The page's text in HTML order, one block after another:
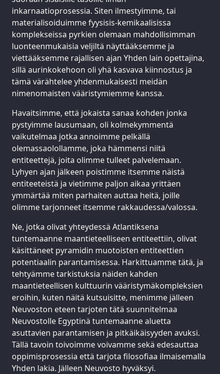
inkarnaatioprosessia. Siten ilmestyimme, tai
materialisoiduimme fyysisis-kemikaalisissa
komplekseissa pyrkien olemaan mahdollisimman
luonteenmukaisia veljiltä näyttääksemme ja
viettääksemme rajallisen ajan Yhden lain opettajina,
sillä aurinkokehoon oli yhä kasvava kiinnostus ja
tämä värähtelee yhdenmukaisesti meidän
nimenomaisten vääristymiemme kanssa.
Havaitsimme, että jokaista sanaa kohden jonka
pystyimme lausumaan, oli kolmekymmentä
vaikutelmaa jotka annoimme pelkällä
olemassaolollamme, joka hämmensi niitä
entiteettejä, joita olimme tulleet palvelemaan.
Lyhyen ajan jälkeen poistimme itsemme näistä
entiteeteistä ja vietimme paljon aikaa yrittäen
ymmärtää miten parhaiten auttaa heitä, joille
olimme tarjonneet itsemme rakkaudessa/valossa.
Ne, jotka olivat yhteydessä Atlantiksena
tuntemaanne maantieteelliseen entiteettiin, olivat
käsittäneet pyramidin muotoisten entiteettien
potentiaalin parantamisessa. Harkittuamme tätä, ja
tehtyämme tarkistuksia näiden kahden
maantieteellisen kulttuurin vääristymäkompleksien
eroihin, kuten näitä kutsuisitte, menimme jälleen
Neuvoston eteen tarjoten tätä suunnitelmaa
Neuvostolle Egyptinä tuntemaanne aluetta
asuttavien parantamisen ja pitkäikäisyyden avuksi.
Tällä tavoin toivoimme voivamme sekä edesauttaa
oppimisprosessia että tarjota filosofiaa ilmaisemalla
Yhden lakia. Jälleen Neuvosto hyväksyi.